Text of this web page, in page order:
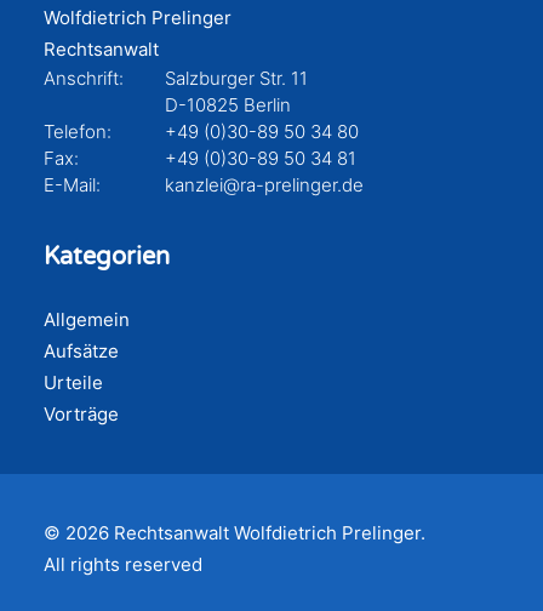
Wolfdietrich Prelinger
Rechtsanwalt
Anschrift:
Salzburger Str. 11
D-10825 Berlin
Telefon:
+49 (0)30-89 50 34 80
Fax:
+49 (0)30-89 50 34 81
E-Mail:
kanzlei@ra-prelinger.de
Kategorien
Allgemein
Aufsätze
Urteile
Vorträge
© 2026 Rechtsanwalt Wolfdietrich Prelinger.
All rights reserved